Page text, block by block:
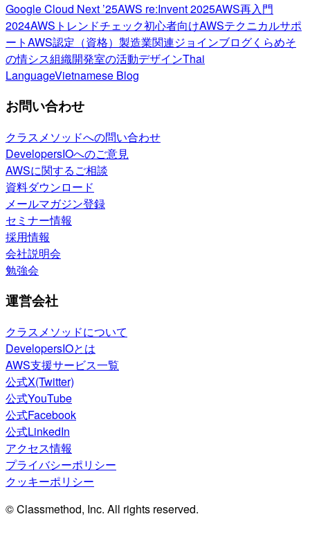
Google Cloud Next ’25AWS re:Invent 2025AWS再入門
2024AWSトレンドチェック初心者向けAWSテクニカルサポ
ートAWS認定（資格） 製造業関連ジョインブログくらめそ
の情シス組織開発室の活動デザインThai
LanguageVietnamese Blog
お問い合わせ
クラスメソッドへの問い合わせ
DevelopersIOへのご意見
AWSに関するご相談
資料ダウンロード
メールマガジン登録
セミナー情報
採用情報
会社説明会
勉強会
運営会社
クラスメソッドについて
DevelopersIOとは
AWS支援サービス一覧
公式X(Twitter)
公式YouTube
公式Facebook
公式LinkedIn
アクセス情報
プライバシーポリシー
クッキーポリシー
© Classmethod, Inc. All rights reserved.